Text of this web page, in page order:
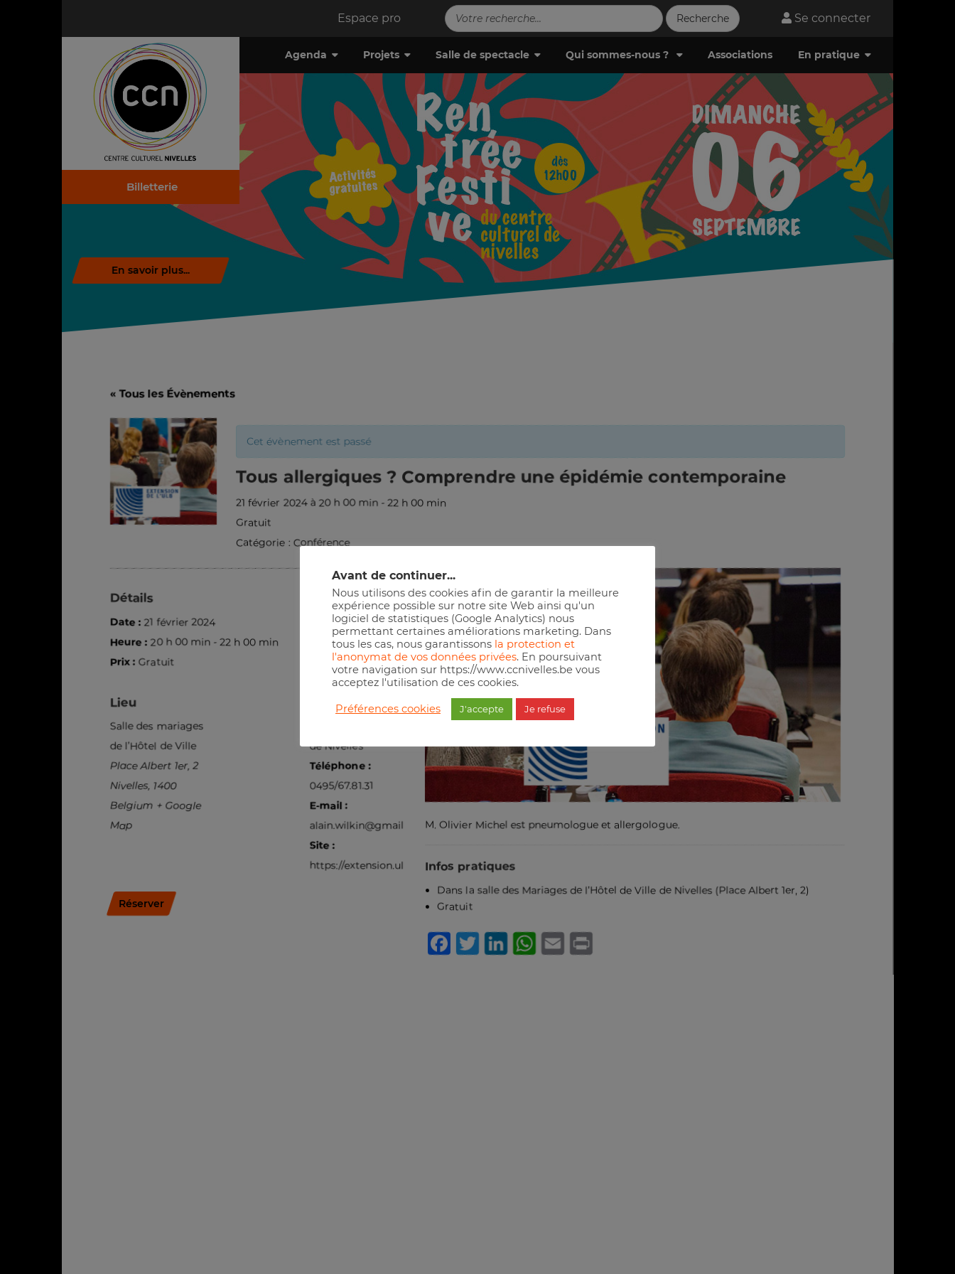
Espace pro Se connecter
Billetterie
Agenda Projets Salle de spectacle Qui sommes-nous ? Associations En pratique
Télécharger la brochure (.pdf)
« Tous les Évènements
Cet évènement est passé
Tous allergiques ? Comprendre une épidémie contemporaine
21 février 2024 à 20 h 00 min -22 h 00 min
Gratuit
Catégorie : Conférence
Détails
Date : 21 février 2024
Heure : 20 h 00 min - 22 h 00 min
Prix : Gratuit
Lieu
Salle des mariages
de l’Hôtel de Ville
Place Albert 1er, 2
Nivelles, 1400
Belgium + Google
Map
Organisateur
de Nivelles
Téléphone :
0495/67.81.31
E-mail :
alain.wilkin@gmail.com
Site :
https://extension.ulb.be
Réserver
M. Olivier Michel est pneumologue et allergologue.
Infos pratiques
Dans la salle des Mariages de l’Hôtel de Ville de Nivelles (Place Albert 1er, 2)
Gratuit
Facebook
Twitter
LinkedIn
WhatsApp
Email
Avant de continuer...
Nous utilisons des cookies afin de garantir la meilleure
expérience possible sur notre site Web ainsi qu'un
logiciel de statistiques (Google Analytics) nous
permettant certaines améliorations marketing. Dans
tous les cas, nous garantissons la protection et
l'anonymat de vos données privées. En poursuivant
votre navigation sur https://www.ccnivelles.be vous
acceptez l'utilisation de ces cookies.
Préférences cookies J'accepte Je refuse